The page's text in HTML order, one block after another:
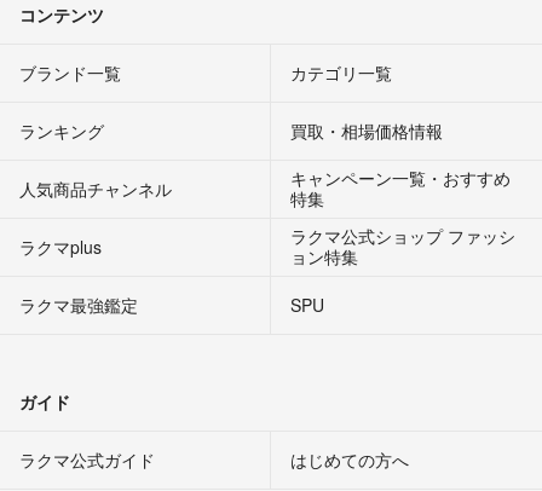
コンテンツ
ブランド一覧 カテゴリ一覧
ランキング 買取・相場価格情報
人気商品チャンネル
キャンペーン一覧・おすすめ
特集
ラクマplus
ラクマ公式ショップ ファッシ
ョン特集
ラクマ最強鑑定
SPU
ガイド
ラクマ公式ガイド はじめての方へ